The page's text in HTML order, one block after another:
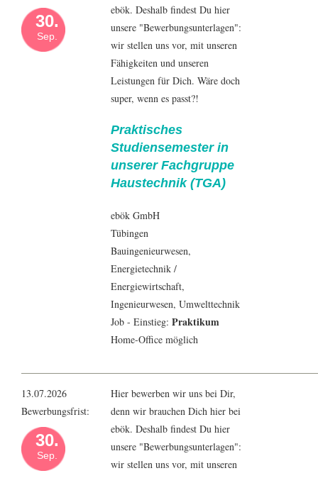
30.
Sep.
ebök. Deshalb findest Du hier
unsere "Bewerbungsunterlagen":
wir stellen uns vor, mit unseren
Fähigkeiten und unseren
Leistungen für Dich. Wäre doch
super, wenn es passt?!
Praktisches
Studiensemester in
unserer Fachgruppe
Haustechnik (TGA)
ebök GmbH
Tübingen
Bauingenieurwesen,
Energietechnik /
Energiewirtschaft,
Ingenieurwesen, Umwelttechnik
Job - Einstieg: Praktikum
Home-Office möglich
13.07.2026
Bewerbungsfrist:
30.
Sep.
Hier bewerben wir uns bei Dir,
denn wir brauchen Dich hier bei
ebök. Deshalb findest Du hier
unsere "Bewerbungsunterlagen":
wir stellen uns vor, mit unseren